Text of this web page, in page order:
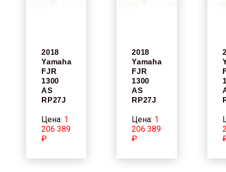
2018
Yamaha
FJR
1300
AS
RP27J
Цена: 1
206 389
₽
2018
Yamaha
FJR
1300
AS
RP27J
Цена: 1
206 389
₽